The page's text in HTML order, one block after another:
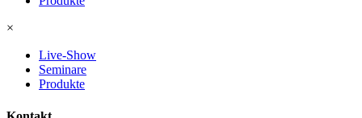
×
Live-Show
Seminare
Produkte